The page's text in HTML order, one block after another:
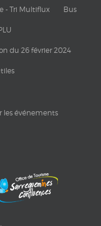
- Tri Multiflux Bus
du 26 février 2024
les événements